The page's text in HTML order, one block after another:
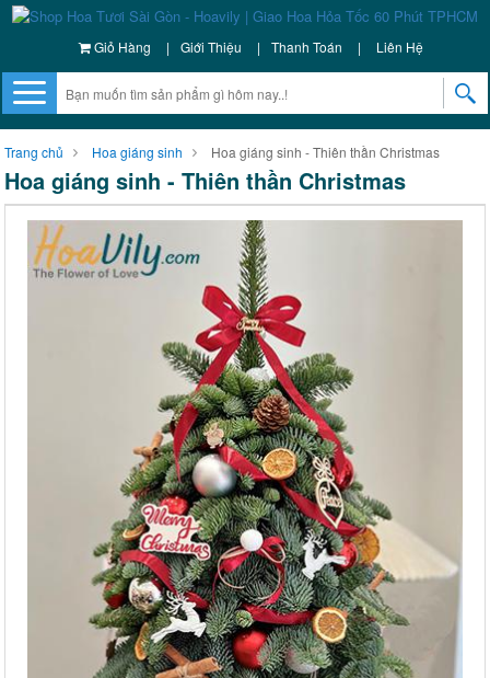
Giỏ Hàng | Giới Thiệu | Thanh Toán | Liên Hệ
Trang chủ Hoa giáng sinh Hoa giáng sinh - Thiên thần Christmas
Hoa giáng sinh - Thiên thần Christmas